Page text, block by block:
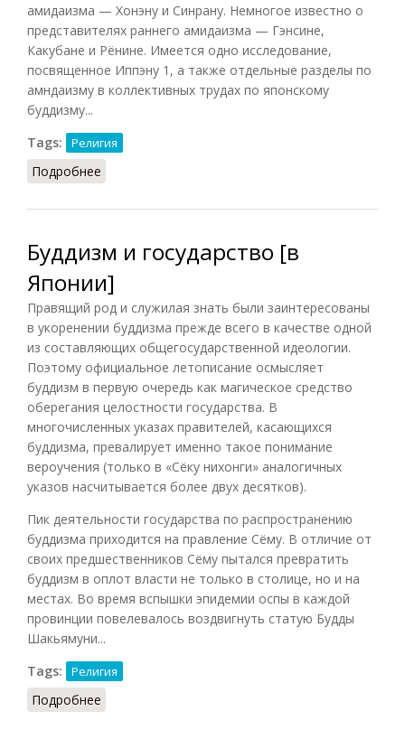
амидаизма — Хонэну и Синрану. Немногое известно о
представителях раннего амидаизма — Гэнсине,
Какубане и Рёнине. Имеется одно исследование,
посвященное Иппэну 1 , а также отдельные разделы по
амндаизму в коллективных трудах по японскому
буддизму...
Tags:
Религия
Подробнее
Буддизм и государство [в
Японии]
Правящий род и служилая знать были заинтересованы
в укоренении буддизма прежде всего в качестве одной
из составляющих общегосударственной идеологии.
Поэтому официальное летописание осмысляет
буддизм в первую очередь как магическое средство
оберегания целостности государства. В
многочисленных указах правителей, касающихся
буддизма, превалирует именно такое понимание
вероучения (только в «Сёку нихонги» аналогичных
указов насчитывается более двух десятков).
Пик деятельности государства по распространению
буддизма приходится на правление Сёму. В отличие от
своих предшественников Сёму пытался превратить
буддизм в оплот власти не только в столице, но и на
местах. Во время вспышки эпидемии оспы в каждой
провинции повелевалось воздвигнуть статую Будды
Шакьямуни...
Tags:
Религия
Подробнее